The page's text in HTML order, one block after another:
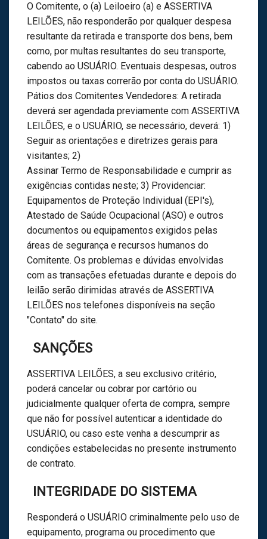
O Comitente, o (a) Leiloeiro (a) e ASSERTIVA
LEILÕES, não responderão por qualquer despesa
resultante da retirada e transporte dos bens, bem
como, por multas resultantes do seu transporte,
cabendo ao USUÁRIO. Eventuais despesas, outros
impostos ou taxas correrão por conta do USUÁRIO.
Pátios dos Comitentes Vendedores: A retirada
deverá ser agendada previamente com ASSERTIVA
LEILÕES, e o USUÁRIO, se necessário, deverá: 1)
Seguir as orientações e diretrizes gerais para
visitantes; 2)
Assinar Termo de Responsabilidade e cumprir as
exigências contidas neste; 3) Providenciar:
Equipamentos de Proteção Individual (EPI's),
Atestado de Saúde Ocupacional (ASO) e outros
documentos ou equipamentos exigidos pelas
áreas de segurança e recursos humanos do
Comitente. Os problemas e dúvidas envolvidas
com as transações efetuadas durante e depois do
leilão serão dirimidas através de ASSERTIVA
LEILÕES nos telefones disponíveis na seção
"Contato" do site.
SANÇÕES
ASSERTIVA LEILÕES, a seu exclusivo critério,
poderá cancelar ou cobrar por cartório ou
judicialmente qualquer oferta de compra, sempre
que não for possível autenticar a identidade do
USUÁRIO, ou caso este venha a descumprir as
condições estabelecidas no presente instrumento
de contrato.
INTEGRIDADE DO SISTEMA
Responderá o USUÁRIO criminalmente pelo uso de
equipamento, programa ou procedimento que